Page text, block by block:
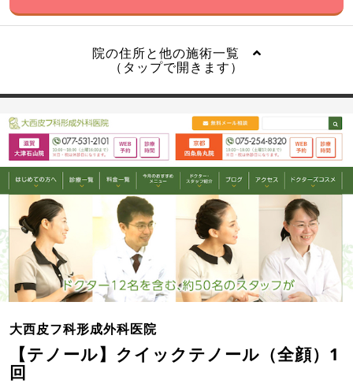
院の住所と他の施術一覧
（タップで開きます）
大西皮フ科形成外科医院
【テノール】クイックテノール（全顔）1
回